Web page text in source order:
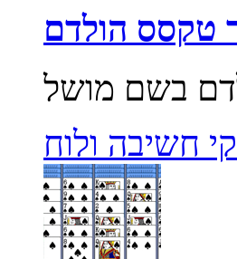
טקסס הולדם
חשיבה ולוח